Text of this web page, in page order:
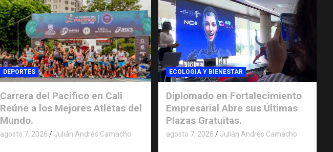
DEPORTES
Carrera del Pacifico en Cali
Reúne a los Mejores Atletas del
Mundo.
agosto 7, 2026 Julián Andrés Camacho
ECOLOGIA Y BIENESTAR
Diplomado en Fortalecimiento
Empresarial Abre sus Últimas
Plazas Gratuitas.
agosto 7, 2026 Julián Andrés Camacho